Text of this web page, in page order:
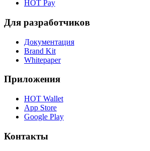
HOT Pay
Для разработчиков
Документация
Brand Kit
Whitepaper
Приложения
HOT Wallet
App Store
Google Play
Контакты